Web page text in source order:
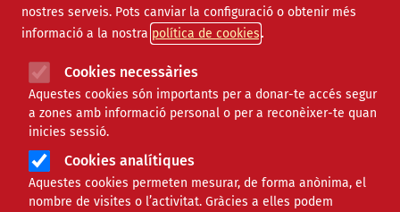
nostres serveis. Pots canviar la configuració o obtenir més
informació a la nostra política de cookies
Cookies necessàries
Aquestes cookies són importants per a donar-te accés segur
a zones amb informació personal o per a reconèixer-te quan
inicies sessió.
Cookies analítiques
Aquestes cookies permeten mesurar, de forma anònima, el
nombre de visites o l’activitat. Gràcies a elles podem
Tots | Econòmic | Jurídic | Projectes | Tecnològic |
Formació | Finançament | Biblioteca |
Ofertes de feina
Webinars